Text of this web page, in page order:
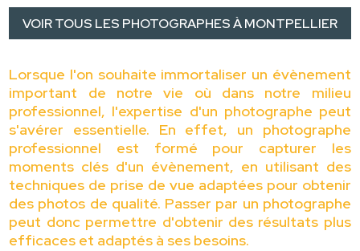
VOIR TOUS LES PHOTOGRAPHES À MONTPELLIER
Lorsque l'on souhaite immortaliser un évènement
important de notre vie où dans notre milieu
professionnel, l'expertise d'un photographe peut
s'avérer essentielle. En effet, un photographe
professionnel est formé pour capturer les
moments clés d'un évènement, en utilisant des
techniques de prise de vue adaptées pour obtenir
des photos de qualité. Passer par un photographe
peut donc permettre d'obtenir des résultats plus
efficaces et adaptés à ses besoins.